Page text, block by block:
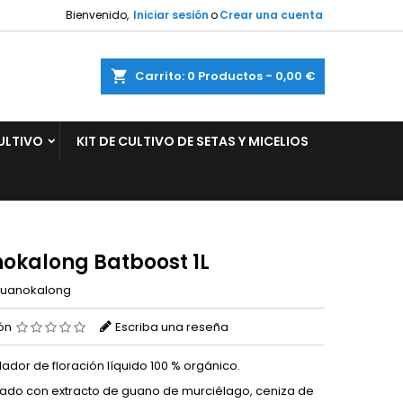
Bienvenido, Iniciar sesiónoCrear una cuenta
Carrito 0 Productos - 0,00 €
KIT DE CULTIVO DE SETAS Y MICELIOS
Batboost 1L
Escriba una reseña
de floración líquido 100 % orgánico.
con extracto de guano de murciélago, ceniza de